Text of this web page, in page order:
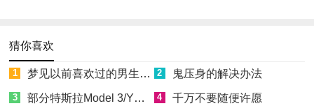
猜你喜欢
1 梦见以前喜欢过的男生喜欢自己 2 鬼压身的解决办法
3 部分特斯拉Model 3/Y因缺少零件无法正常向车主交付 4 千万不要随便许愿